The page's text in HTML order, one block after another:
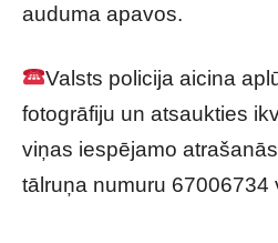
auduma apavos.
Valsts policija aicina
fotogrāfiju un atsaukties
viņas iespējamo
tālruņa numuru 67006734